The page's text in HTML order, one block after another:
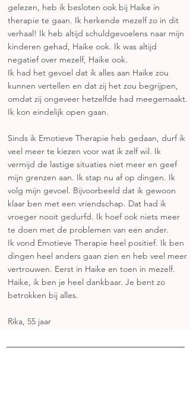
gelezen, heb ik besloten ook bij Haike in
therapie te gaan. Ik herkende mezelf zo in dit
verhaal! Ik heb altijd schuldgevoelens naar mijn
kinderen gehad, Haike ook. Ik was altijd
negatief over mezelf, Haike ook.
Ik had het gevoel dat ik alles aan Haike zou
kunnen vertellen en dat zij het zou begrijpen,
omdat zij ongeveer hetzelfde had meegemaakt.
Ik kon eindelijk open gaan.
Sinds ik Emotieve Therapie heb gedaan, durf ik
veel meer te kiezen voor wat ik zelf wil. Ik
vermijd de lastige situaties niet meer en geef
mijn grenzen aan. Ik stap nu af op dingen. Ik
volg mijn gevoel. Bijvoorbeeld dat ik gewoon
klaar ben met een vriendschap. Dat had ik
vroeger nooit gedurfd. Ik hoef ook niets meer
te doen met de problemen van een ander.
Ik vond Emotieve Therapie heel positief. Ik ben
dingen heel anders gaan zien en heb veel meer
vertrouwen. Eerst in Haike en toen in mezelf.
Haike, ik ben je heel dankbaar. Je bent zo
betrokken bij alles.
Rika, 55 jaar